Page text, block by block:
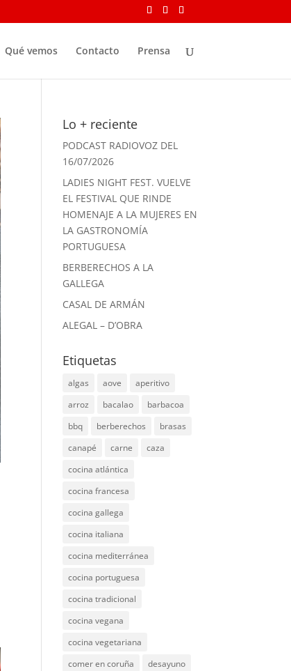
Qué vemos Contacto Prensa
Lo + reciente
PODCAST RADIOVOZ DEL
16/07/2026
LADIES NIGHT FEST. VUELVE
EL FESTIVAL QUE RINDE
HOMENAJE A LA MUJERES EN
LA GASTRONOMÍA
PORTUGUESA
BERBERECHOS A LA
GALLEGA
CASAL DE ARMÁN
ALEGAL – D’OBRA
Etiquetas
algas aove
aperitivo
arroz
bacalao
barbacoa
bbq
berberechos
brasas
canapé
carne
caza
cocina atlántica
cocina francesa
cocina gallega
cocina italiana
cocina mediterránea
cocina portuguesa
cocina tradicional
cocina vegana
cocina vegetariana
comer en coruña
desayuno